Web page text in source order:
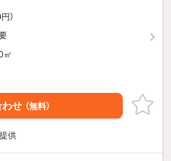
）
㎡
わせ （無料）
供